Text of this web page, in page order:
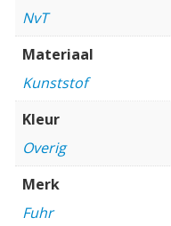
NvT
Materiaal
Kunststof
Kleur
Overig
Merk
Fuhr